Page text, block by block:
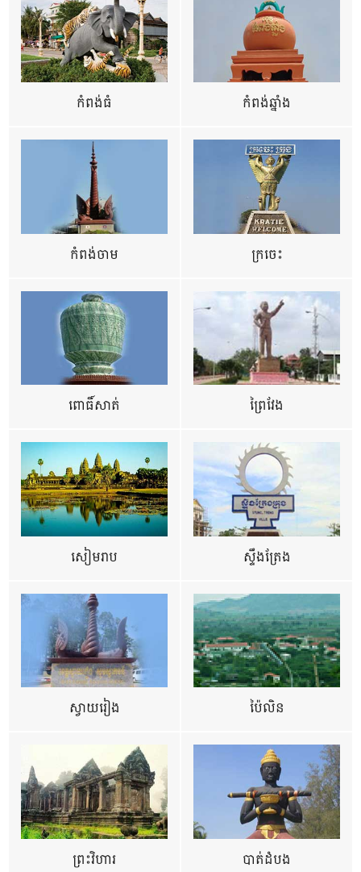
កំពង់ធំ កំពង់ឆ្នាំង
កំពង់ចាម ក្រចេះ
ពោធិ៍សាត់ ព្រៃវែង
សៀមរាប ស្ទឹងត្រែង
ស្វាយរៀង ប៉ៃលិន
ព្រះវិហារ បាត់ដំបង